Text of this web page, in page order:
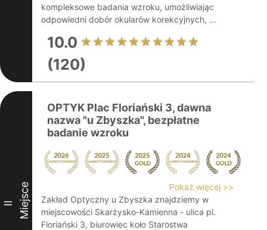
kompleksowe badania wzroku, umożliwiając
odpowiedni dobór okularów korekcyjnych, ...
10.0
(120)
II Miejsce
OPTYK Plac Floriański 3, dawna
nazwa "u Zbyszka", bezpłatne
badanie wzroku
Pokaż więcej >>
Zakład Optyczny u Zbyszka znajdziemy w
miejscowości Skarżysko-Kamienna - ulica pl.
Floriański 3, biurowiec koło Starostwa